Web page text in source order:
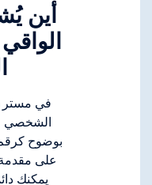
أين
في مستر
الشخصي
على مقدمة
يمكنك